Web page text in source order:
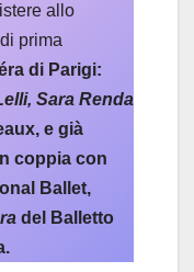
allo
prima
di Parigi:
Sara Renda
e già
coppia con
Ballet,
del Balletto